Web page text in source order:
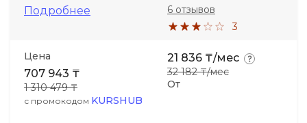
Подробнее
3
6 отзывов
Цена
707 943 ₸
1 310 479 ₸
с промокодом KURSHUB
От
21 836 ₸/мес
32 182 ₸/мес